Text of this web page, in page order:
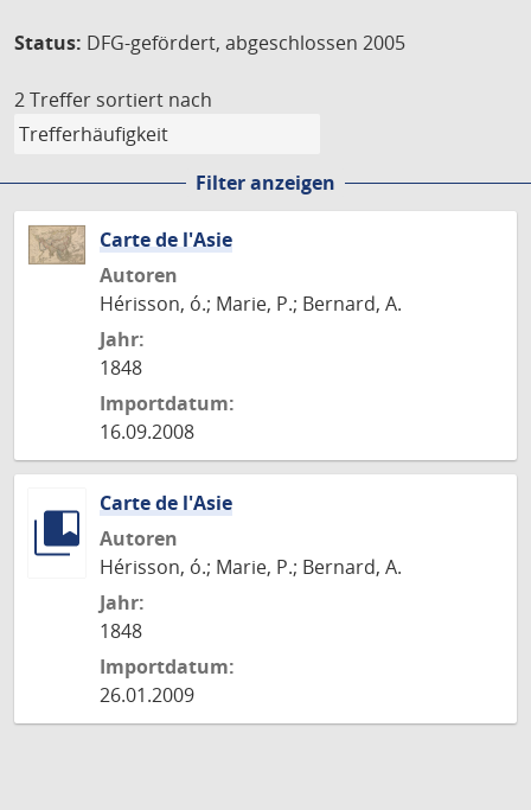
Status: DFG-gefördert, abgeschlossen 2005
2 Treffer sortiert nach
Filter anzeigen
Carte de l'Asie
Autoren
Hérisson, ó.; Marie, P.; Bernard, A.
Jahr:
1848
Importdatum:
16.09.2008
Carte de l'Asie
Autoren
Hérisson, ó.; Marie, P.; Bernard, A.
Jahr:
1848
Importdatum:
26.01.2009